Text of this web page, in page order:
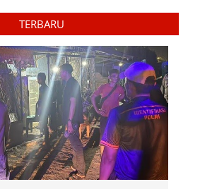
TERBARU